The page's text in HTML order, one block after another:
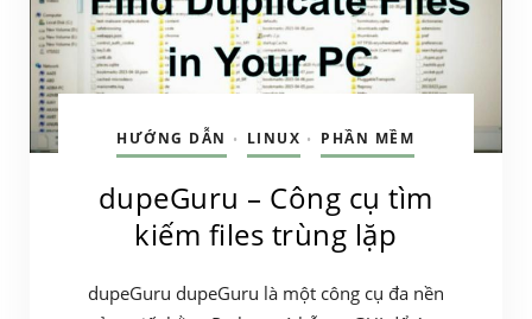
HƯỚNG DẪN • LINUX • PHẦN MỀM
dupeGuru – Công cụ tìm
kiếm files trùng lặp
dupeGuru dupeGuru là một công cụ đa nền